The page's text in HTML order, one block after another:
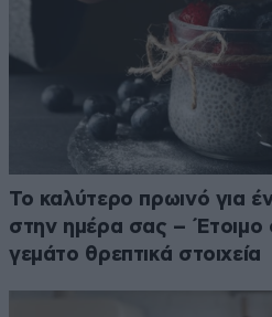
Το καλύτερο πρωινό για
στην ημέρα σας – Έτοιμο
γεμάτο θρεπτικά στοιχεία